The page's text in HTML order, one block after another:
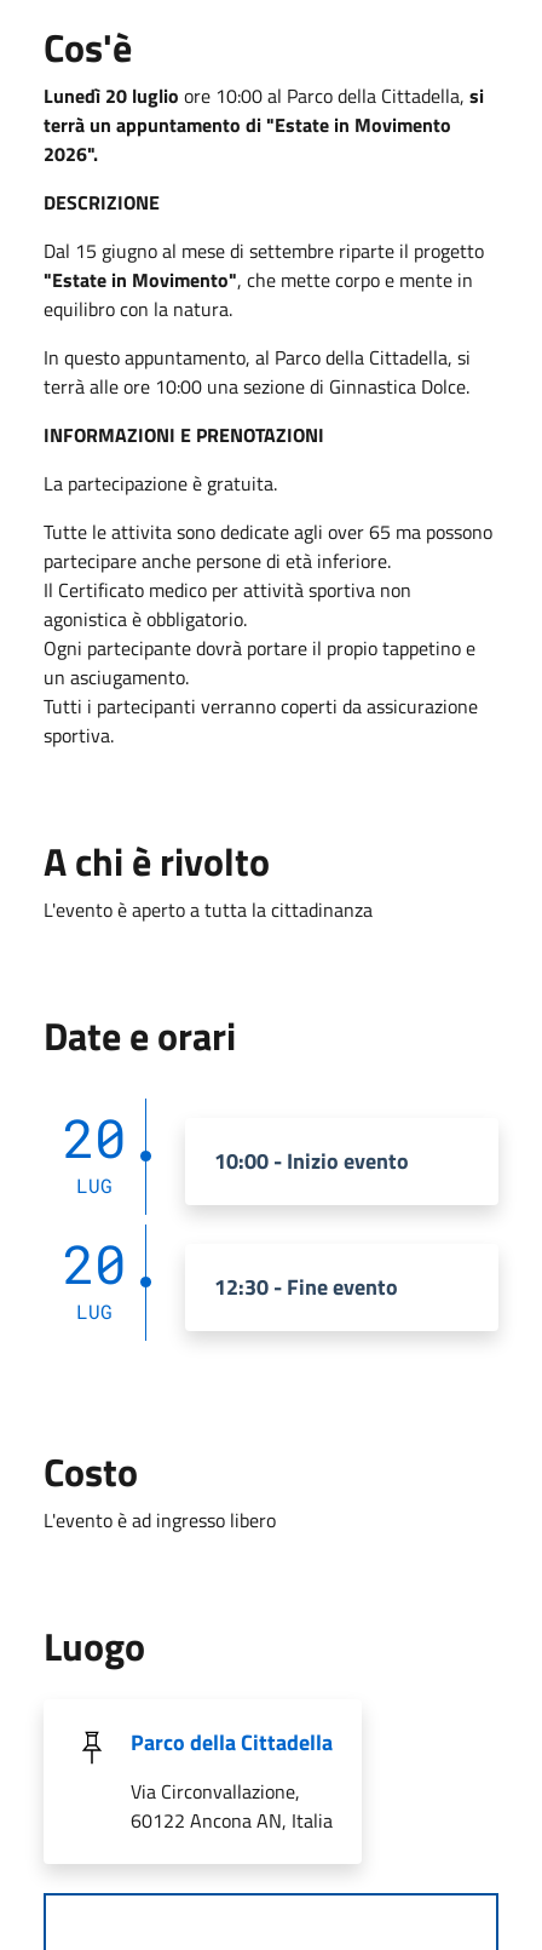
Cos'è
Lunedì 20 luglio ore 10:00 al Parco della Cittadella, si
terrà un appuntamento di "Estate in Movimento
2026".
DESCRIZIONE
Dal 15 giugno al mese di settembre riparte il progetto
"Estate in Movimento", che mette corpo e mente in
equilibro con la natura.
In questo appuntamento, al Parco della Cittadella, si
terrà alle ore 10:00 una sezione di Ginnastica Dolce.
INFORMAZIONI E PRENOTAZIONI
La partecipazione è gratuita.
Tutte le attivita sono dedicate agli over 65 ma possono
partecipare anche persone di età inferiore.
Il Certificato medico per attività sportiva non
agonistica è obbligatorio.
Ogni partecipante dovrà portare il propio tappetino e
un asciugamento.
Tutti i partecipanti verranno coperti da assicurazione
sportiva.
A chi è rivolto
L'evento è aperto a tutta la cittadinanza
Date e orari
20
LUG
10:00 - Inizio evento
20
LUG
12:30 - Fine evento
Costo
L'evento è ad ingresso libero
Luogo
Parco della Cittadella
Via Circonvallazione,
60122 Ancona AN, Italia